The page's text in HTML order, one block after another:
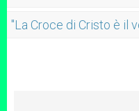
"La Croce di Cristo è il